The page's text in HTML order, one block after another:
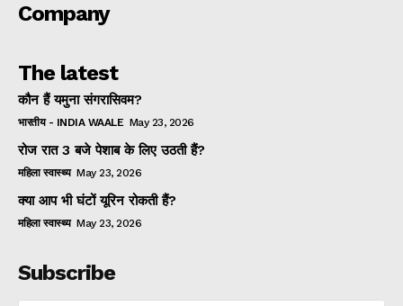
Company
The latest
कौन हैं यमुना संगरासिवम?
भारतीय - INDIA WAALE May 23, 2026
रोज रात 3 बजे पेशाब के लिए उठती हैं?
महिला स्वास्थ्य May 23, 2026
क्या आप भी घंटों यूरिन रोकती हैं?
महिला स्वास्थ्य May 23, 2026
Subscribe